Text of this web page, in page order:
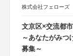
株式会社フェローズ
文京区×交流都
～あなたがみつ
募集～